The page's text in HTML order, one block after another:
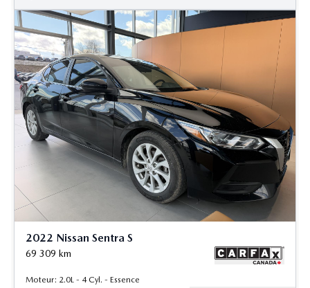
2022 Nissan Sentra S
69 309 km
Moteur: 2.0L - 4 Cyl. - Essence